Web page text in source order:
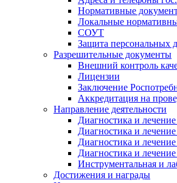
Нормативные
Локальные
СОУТ
Защита персональных
Разрешительные документы
Внешний контроль
Лицензии
Заключение
Аккредитация на
Направление деятельности
Диагностика и
Диагностика и
Диагностика и
Диагностика и
Инструментальная и
Достижения и награды